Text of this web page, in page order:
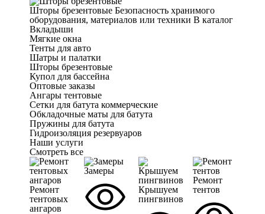
Шторы брезентовые Безопасность хранимого
оборудования, материалов или техники В каталог
Вкладыши
Мягкие окна
Тенты для авто
Шатры и палатки
Шторы брезентовые
Купол для бассейна
Оптовые заказы
Ангары тентовые
Сетки для батута коммерческие
Обкладочные маты для батута
Пружины для батута
Гидроизоляция резервуаров
Наши услуги
Смотреть все
Ремонт
тентовых
ангаров
Замеры
Крышуем
пингвинов
Ремонт
тентов